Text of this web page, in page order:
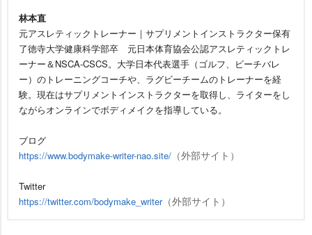
林本直
元アスレティックトレーナー｜サプリメントインストラクター保有
了徳寺大学健康科学部卒 元日本体育協会公認アスレティックトレ
ーナー＆NSCA-CSCS。大学日本代表選手（ゴルフ、ビーチバレ
ー）のトレーニングコーチや、ラグビーチームのトレーナーを経
験。現在はサプリメントインストラクターを取得し、ライターをし
ながらオンラインでボディメイクを指導している。
ブログ
https://www.bodymake-writer-nao.site/ （外部サイト）
Twitter
https://twitter.com/bodymake_writer（外部サイト）